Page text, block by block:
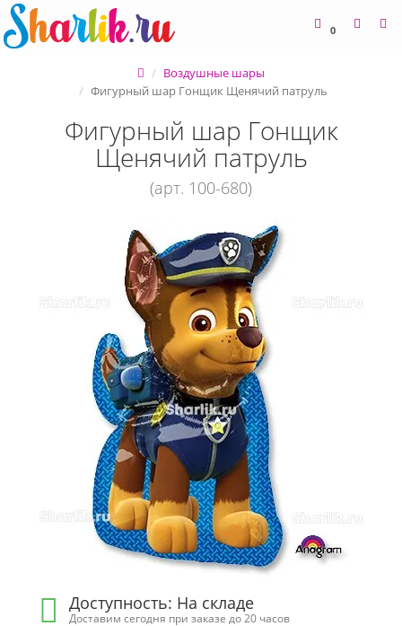
0
Воздушные шары
Фигурный шар Гонщик Щенячий патруль
Фигурный шар Гонщик
Щенячий патруль
(арт. 100-680)
Доступность: На складе
Доставим сегодня при заказе до 20 часов